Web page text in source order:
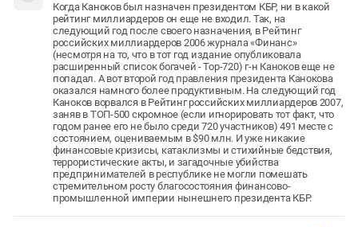
Когда Каноков был назначен президентом КБР, ни в какой
рейтинг миллиардеров он еще не входил. Так, на
следующий год после своего назначения, в Рейтинг
российских миллиардеров 2006 журнала «Финанс»
(несмотря на то, что в тот год издание опубликовала
расширенный список богачей - Top-720) г-н Каноков еще не
попадал. А вот второй год правления президента Канокова
оказался намного более продуктивным. На следующий год
Каноков ворвался в Рейтинг российских миллиардеров 2007,
заняв в ТОП-500 скромное (если игнорировать тот факт, что
годом ранее его не было среди 720 участников) 491 месте с
состоянием, оцениваемым в $90 млн. И уже никакие
финансовые кризисы, катаклизмы и стихийные бедствия,
террористические акты, и загадочные убийства
предпринимателей в республике не могли помешать
стремительном росту благосостояния финансово-
промышленной империи нынешнего президента КБР.